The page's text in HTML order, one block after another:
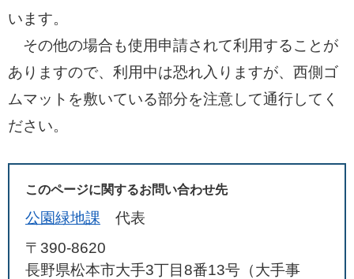
います。
その他の場合も使用申請されて利用することが
ありますので、利用中は恐れ入りますが、西側ゴ
ムマットを敷いている部分を注意して通行してく
ださい。
このページに関するお問い合わせ先
公園緑地課
代表
〒390-8620
長野県松本市大手3丁目8番13号（大手事